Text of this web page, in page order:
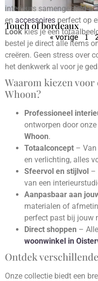
Touch of bordeaux
« vorige 1
interieurs samengesteld
en accessoires perfect op
Lookkies je een
bestel je direct alle items
creëren. Geen stress over
het denkwerk al voor je
Waarom kiezen voor
Whoon?
Professioneel
ontworpen door
Whoon.
Totaalconcept – Van
en verlichting, alles
Sfeervol en stijlvol –
van een
Aanpasbaar aan
materialen of
perfect past bij jouw
Direct shoppen –
woonwinkel in
Ontdek
Onze collectie biedt een